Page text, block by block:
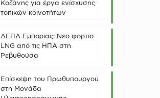
Κοζάνης για έργα ενίσχυσης
τοπικών κοινοτήτων
ΔΕΠΑ Εμπορίας: Νέο φορτίο
LNG από τις ΗΠΑ στη
Ρεβυθούσα
Επίσκεψη του Πρωθυπουργού
στη Μονάδα